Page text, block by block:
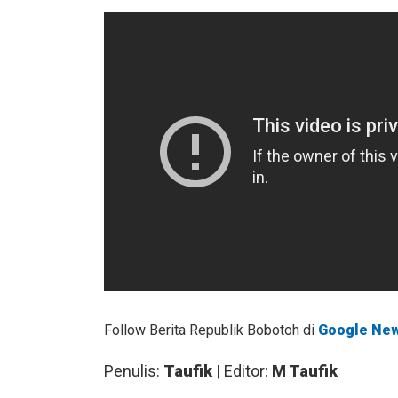
Follow Berita Republik Bobotoh di Google
Penulis: Taufik | Editor: M Taufik